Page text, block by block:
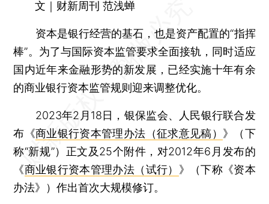
文｜财新周刊 范浅蝉
资本是银行经营的基石，也是资产配置的“指挥
棒”。为了与国际资本监管要求全面接轨，同时适应
国内近年来金融形势的新发展，已经实施十年有余
的商业银行资本监管规则迎来调整优化。
2023年2月18日，银保监会、人民银行联合发
布《商业银行资本管理办法（征求意见稿） 》（下
称“新规”）正文及25个附件，对2012年6月发布的
《商业银行资本管理办法（试行） 》（下称《资本
办法》）作出首次大规模修订。